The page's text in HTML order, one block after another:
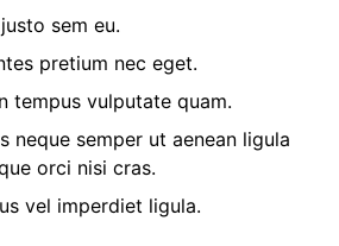
sem eu.
pretium nec eget.
tempus vulputate quam.
neque semper ut aenean ligula
orci nisi cras.
vel imperdiet ligula.